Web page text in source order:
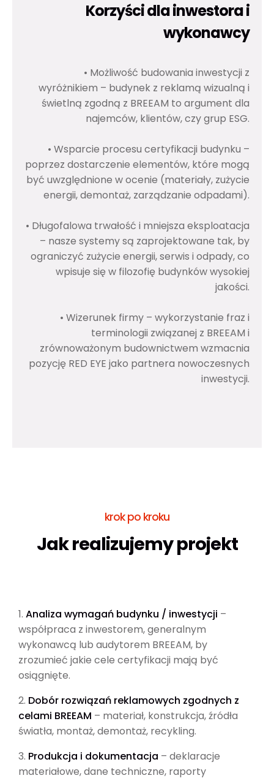
Korzyści dla inwestora i
wykonawcy
• Możliwość budowania inwestycji z
wyróżnikiem – budynek z reklamą wizualną i
świetlną zgodną z BREEAM to argument dla
najemców, klientów, czy grup ESG.
• Wsparcie procesu certyfikacji budynku –
poprzez dostarczenie elementów, które mogą
być uwzględnione w ocenie (materiały, zużycie
energii, demontaż, zarządzanie odpadami).
• Długofalowa trwałość i mniejsza eksploatacja
– nasze systemy są zaprojektowane tak, by
ograniczyć zużycie energii, serwis i odpady, co
wpisuje się w filozofię budynków wysokiej
jakości.
• Wizerunek firmy – wykorzystanie fraz i
terminologii związanej z BREEAM i
zrównoważonym budownictwem wzmacnia
pozycję RED EYE jako partnera nowoczesnych
inwestycji.
krok po kroku
Jak realizujemy projekt
1. Analiza wymagań budynku / inwestycji –
współpraca z inwestorem, generalnym
wykonawcą lub audytorem BREEAM, by
zrozumieć jakie cele certyfikacji mają być
osiągnięte.
2. Dobór rozwiązań reklamowych zgodnych z
celami BREEAM – materiał, konstrukcja, źródła
światła, montaż, demontaż, recykling.
3. Produkcja i dokumentacja – deklaracje
materiałowe, dane techniczne, raporty